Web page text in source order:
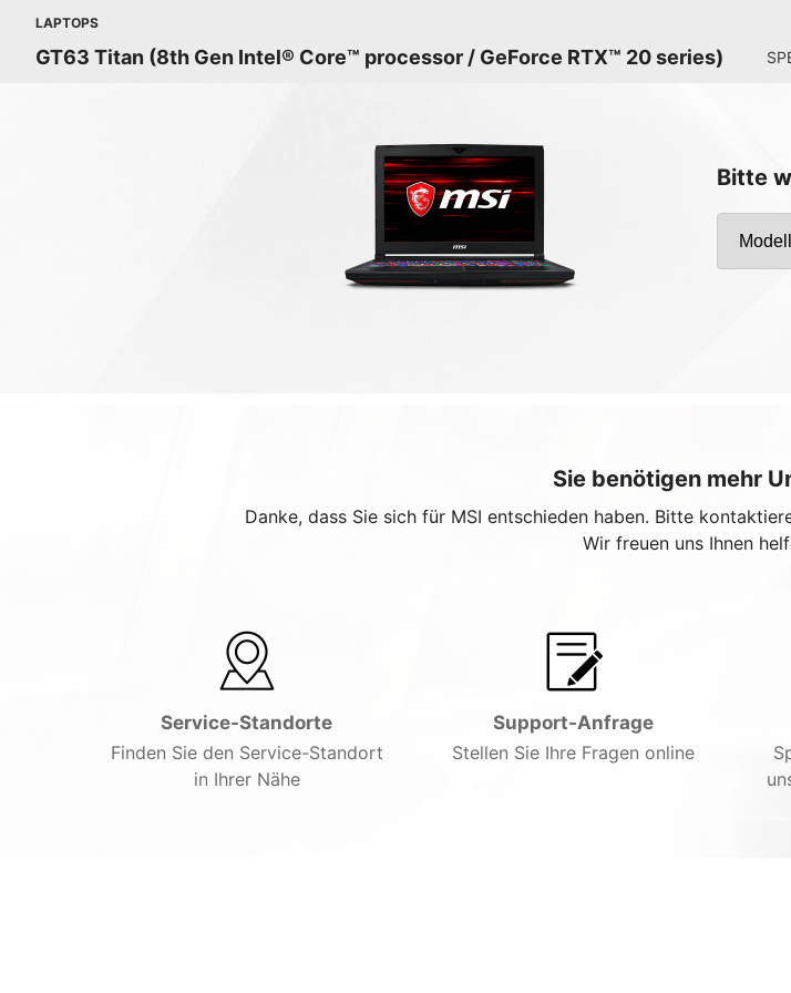
LAPTOPS
GT63 Titan (8th Gen Intel® Core™ processor / GeForce RTX™ 20 series)
Bitte
Sie benötigen mehr
Danke, dass Sie sich für MSI entschieden haben. Bitte
Wir freuen uns Ihnen
Service-Standorte
Finden Sie den Service-Standort
in Ihrer Nähe
Support-Anfrage
Stellen Sie Ihre Fragen online